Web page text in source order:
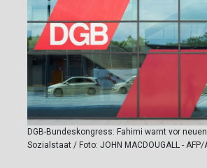
DGB-Bundeskongress: Fahimi warnt vor
Sozialstaat / Foto: JOHN MACDOUGALL -